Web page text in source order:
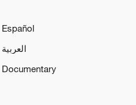
Español
العربية
Documentary